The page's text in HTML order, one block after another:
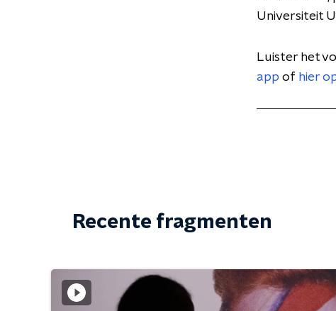
Universiteit
Luister het
app of hier
Recente fragmenten